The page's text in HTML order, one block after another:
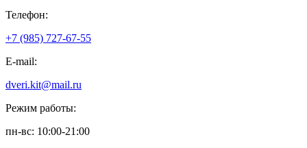
Телефон:
+7 (985) 727-67-55
E-mail:
dveri.kit@mail.ru
Режим работы:
пн-вс: 10:00-21:00